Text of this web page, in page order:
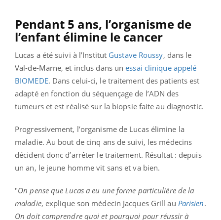
Pendant 5 ans, l’organisme de
l’enfant élimine le cancer
Lucas a été suivi à l’Institut Gustave Roussy, dans le
Val-de-Marne, et inclus dans unessai clinique appelé
BIOMEDE. Dans celui-ci, le traitement des patients est
adapté en fonction du séquençage de l’ADN des
tumeurs et est réalisé sur la biopsie faite au diagnostic.
Progressivement, l’organisme de Lucas élimine la
maladie. Au bout de cinq ans de suivi, les médecins
décident donc d’arrêter le traitement. Résultat : depuis
un an, le jeune homme vit sans et va bien.
"On pense que Lucas a eu une forme particulière de la
maladie, explique son médecin Jacques Grill au Parisien.
On doit comprendre quoi et pourquoi pour réussir à